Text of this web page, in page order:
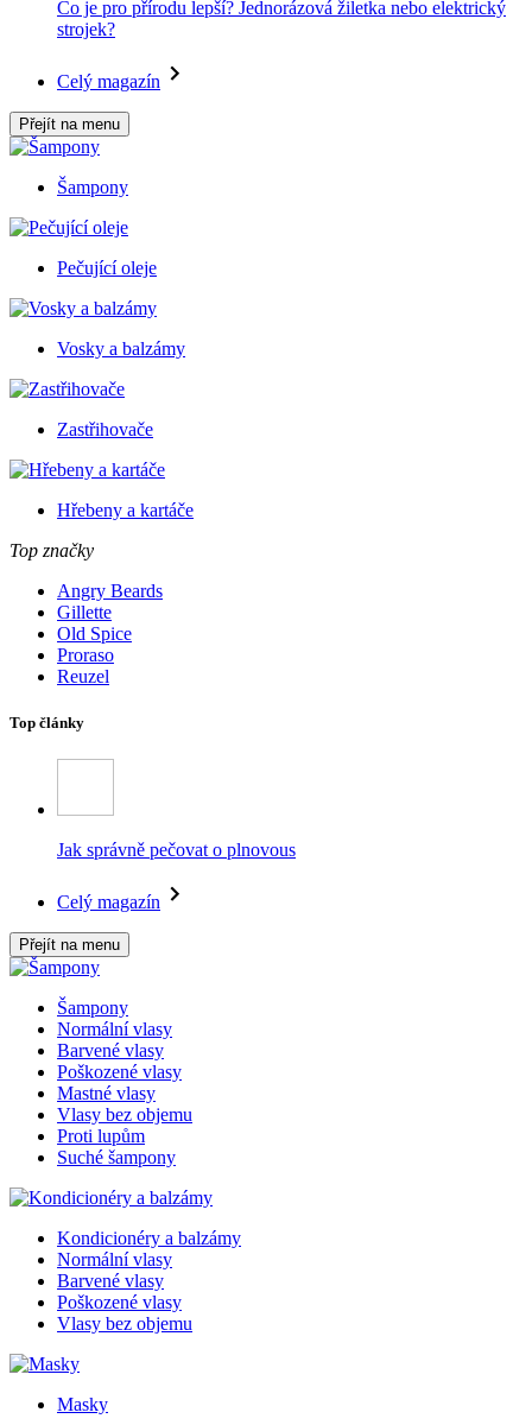
Co je pro přírodu lepší? Jednorázová žiletka nebo elektrický
strojek?
Celý magazín
Přejít na menu
Šampony
Pečující oleje
Vosky a balzámy
Zastřihovače
Hřebeny a kartáče
Top značky
Angry Beards
Gillette
Old Spice
Proraso
Reuzel
Top články
Jak správně pečovat o plnovous
Celý magazín
Přejít na menu
Šampony
Normální vlasy
Barvené vlasy
Poškozené vlasy
Mastné vlasy
Vlasy bez objemu
Proti lupům
Suché šampony
Kondicionéry a balzámy
Normální vlasy
Barvené vlasy
Poškozené vlasy
Vlasy bez objemu
Masky